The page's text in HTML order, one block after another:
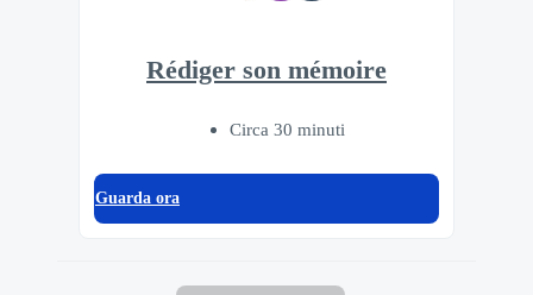
Rédiger son mémoire
Circa 30 minuti
Guarda ora